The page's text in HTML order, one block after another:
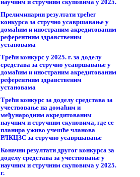
научним и стручним скуповима у 2025.
Прелиминарни резултати трећег
конкурса за стручно усавршавање у
домаћим и иностраним акредитованим
референтним здравственим
установама
Трећи конкурс у 2025. г. за доделу
средстава за стручно усавршавање у
домаћим и иностраним акредитованим
референтним здравственим
установама
Трећи конкурс за доделу средстава за
учествовање на домаћим и
међународним акредитованим
научним и стручним скуповима, где се
планира уживо учешће чланова
РЛКЦЗС за стручно усавршавање
Коначни резултати другог конкурса за
доделу средстава за учествовање у
научним и стручним скуповима у 2025.
г.